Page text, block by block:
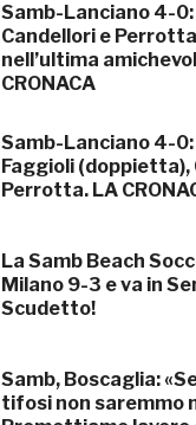
Samb-Lanciano 4-0:
Candellori e Perrotta
nell’ultima
CRONACA
Samb-Lanciano 4-0:
Faggioli (doppietta),
Perrotta. LA
La Samb Beach
Milano 9-3 e va in
Scudetto!
Samb, Boscaglia:
tifosi non saremmo